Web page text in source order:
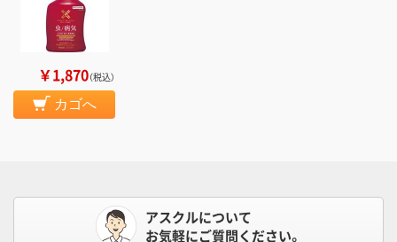
￥1,870（税込）
カゴへ
アスクルについて
お気軽にご質問ください。